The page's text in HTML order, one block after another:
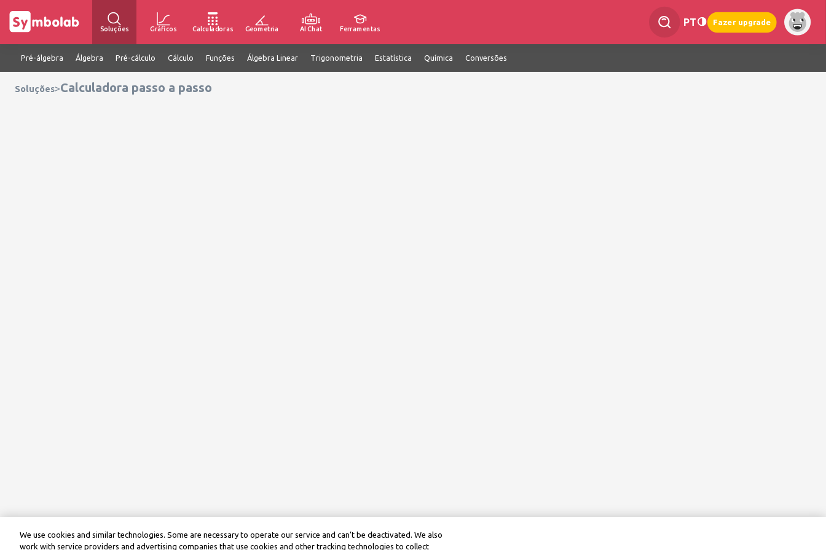
Soluções Gráficos Calculadoras Geometria AI Chat Ferramentas
PT Fazer upgrade
Pré-álgebra Álgebra Pré-cálculo Cálculo Funções Álgebra Linear Trigonometria Estatística Química Conversões
Soluções>Calculadora passo a passo
We use cookies and similar technologies. Some are necessary to operate our service and can’t be deactivated. We also
work with service providers and advertising companies that use cookies and other tracking technologies to collect